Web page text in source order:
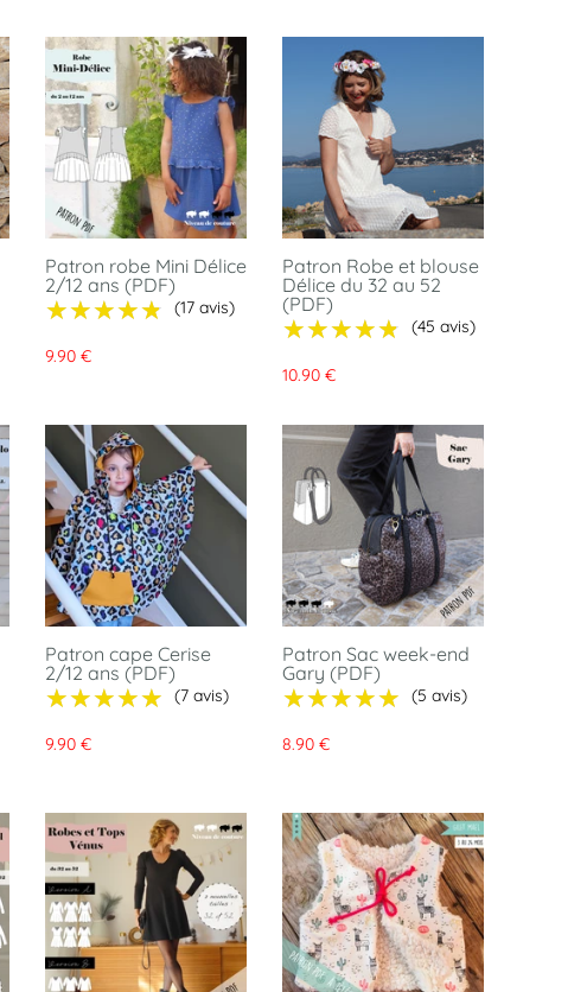
Patron robe Mini Délice
2/12 ans (PDF)
★★★★★
★★★★★ (17 avis)
9.90 €
Patron Robe et blouse
Délice du 32 au 52
(PDF)
★★★★★
★★★★★ (45 avis)
10.90 €
Patron cape Cerise
2/12 ans (PDF)
★★★★★
★★★★★ (7 avis)
9.90 €
Patron Sac week-end
Gary (PDF)
★★★★★
★★★★★ (5 avis)
8.90 €